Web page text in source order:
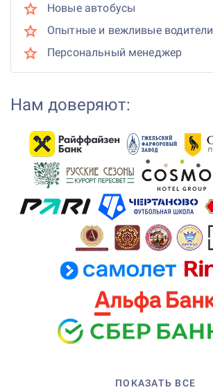
Новые автобусы
Опытные и вежливые водители
Персональный менеджер
Нам доверяют:
ПОКАЗАТЬ ВСЕ